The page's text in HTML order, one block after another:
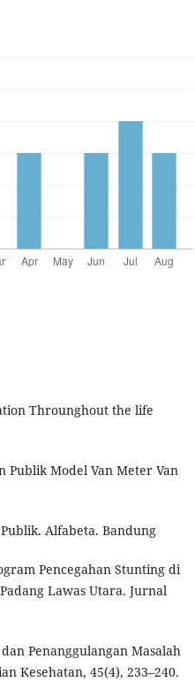
Throunghout the life
Publik Model Van Meter Van
Alfabeta. Bandung
Pencegahan Stunting di
Lawas Utara. Jurnal
Penanggulangan Masalah
Kesehatan, 45(4), 233–240.